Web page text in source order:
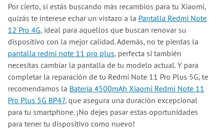
Por cierto, si estás buscando más recambios para tu Xiaomi,
quizás te interese echar un vistazo a la Pantalla Redmi Note
12 Pro 4G, ideal para aquellos que buscan renovar su
dispositivo con la mejor calidad. Además, no te pierdas la
pantalla redmi note 11 pro plus, perfecta si también
necesitas cambiar la pantalla de tu modelo actual. Y para
completar la reparación de tu Redmi Note 11 Pro Plus 5G, te
recomendamos la Batería 4500mAh Xiaomi Redmi Note 11
Pro Plus 5G BP47, que asegura una duración excepcional
para tu smartphone. ¡No dejes pasar estas oportunidades
para tener tu dispositivo como nuevo!